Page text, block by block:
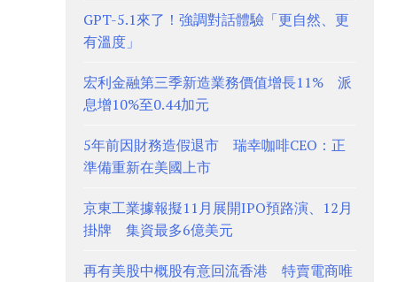
GPT-5.1來了！強調對話體驗「更自然、更
有溫度」
宏利金融第三季新造業務價值增長11% 派
息增10%至0.44加元
5年前因財務造假退市 瑞幸咖啡CEO：正
準備重新在美國上市
京東工業據報擬11月展開IPO預路演、12月
掛牌 集資最多6億美元
再有美股中概股有意回流香港 特賣電商唯